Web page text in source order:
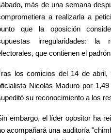
más de una semana
a realizarla a
que la oposición
irregularidades: la
que contienen el
los comicios del 14 de abril,
Nicolás Maduro por
su reconocimiento a los
embargo, el líder opositor ha
acompañará una auditoría